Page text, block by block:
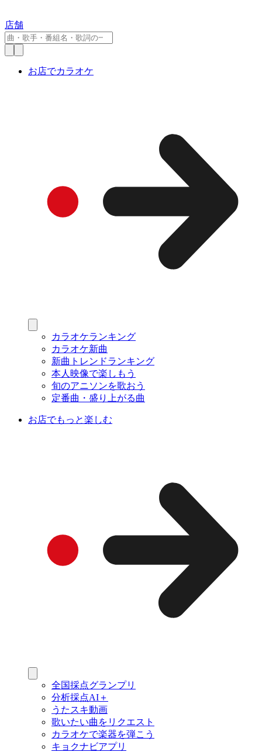
店舗
お店でカラオケ
カラオケランキング
カラオケ新曲
新曲トレンドランキング
本人映像で楽しもう
旬のアニソンを歌おう
定番曲・盛り上がる曲
お店でもっと楽しむ
全国採点グランプリ
分析採点AI＋
うたスキ動画
歌いたい曲をリクエスト
カラオケで楽器を弾こう
キョクナビアプリ